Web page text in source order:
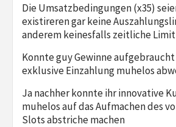
Die Umsatzbedingungen (x35)
existireren gar keine
anderem keinesfalls zeitliche Limit
Konnte guy Gewinne
exklusive Einzahlung muhelos
Ja nachher konnte ihr innovative
muhelos auf das Aufmachen des
Slots abstriche machen